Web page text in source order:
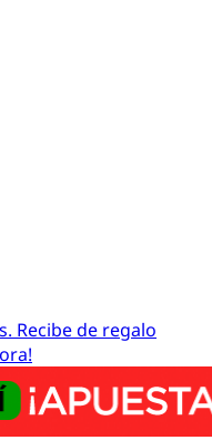
Recibe de regalo